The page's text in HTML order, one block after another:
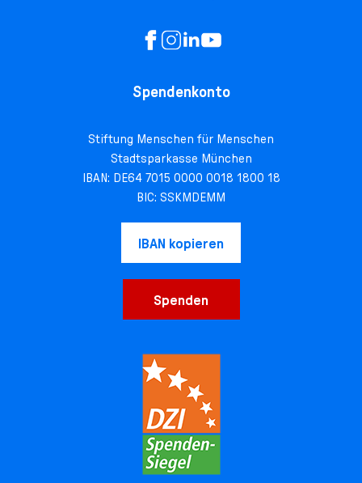
Spendenkonto
Stiftung Menschen für Menschen
Stadtsparkasse München
IBAN: DE64 7015 0000 0018 1800 18
BIC: SSKMDEMM
IBAN kopieren
Spenden